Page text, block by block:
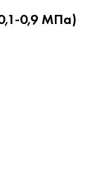
0,9 МПа)